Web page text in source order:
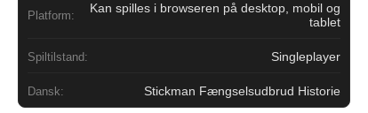
Platform:
Kan spilles i browseren på desktop, mobil og
tablet
Spiltilstand: Singleplayer
Dansk: Stickman Fængselsudbrud Historie